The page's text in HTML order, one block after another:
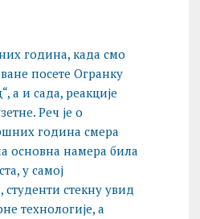
година, када смо
посете Огранку
а и сада, реакције
Реч је о
година смера
основна намера била
у самој
студенти стекну увид
технологије, а